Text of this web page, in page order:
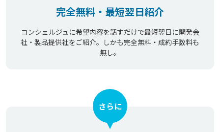
完全無料・最短翌日紹介
コンシェルジュに希望内容を話すだけで最短翌日に開発会
社・製品提供社をご紹介。しかも完全無料・成約手数料も
無し。
さらに